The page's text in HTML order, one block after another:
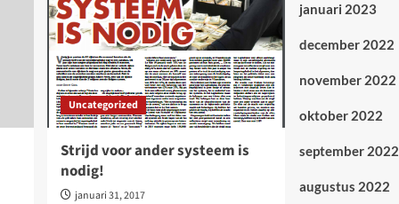
Uncategorized
Strijd voor ander systeem is
nodig!
januari 31, 2017
januari 2023
december 2022
november 2022
oktober 2022
september 2022
augustus 2022